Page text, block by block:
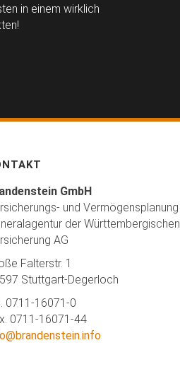
in einem wirklich
GmbH
und Vermögensplanung
der Württembergischen
AG
Falterstr. 1
Stuttgart-Degerloch
0711-16071-0
0711-16071-44